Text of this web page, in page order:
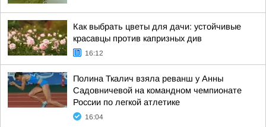
Как выбрать цветы для дачи: устойчивые
красавцы против капризных див
16:12
Полина Ткалич взяла реванш у Анны
Садовничевой на командном чемпионате
России по легкой атлетике
16:04